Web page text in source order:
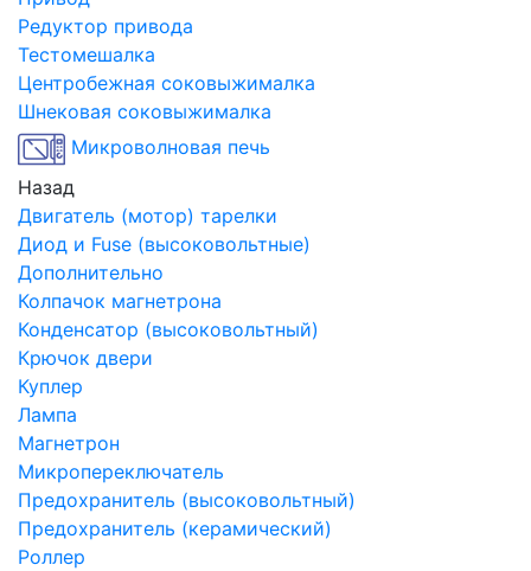
Редуктор привода
Тестомешалка
Центробежная соковыжималка
Шнековая соковыжималка
Микроволновая печь
Назад
Двигатель (мотор) тарелки
Диод и Fuse (высоковольтные)
Дополнительно
Колпачок магнетрона
Конденсатор (высоковольтный)
Крючок двери
Куплер
Лампа
Магнетрон
Микропереключатель
Предохранитель (высоковольтный)
Предохранитель (керамический)
Роллер